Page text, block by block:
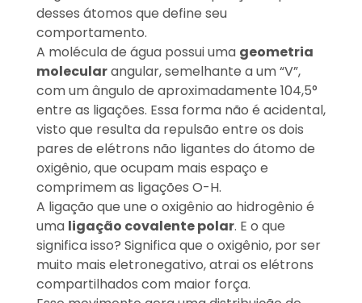
desses átomos que define seu
comportamento.
A molécula de água possui uma geometria
molecularangular, semelhante a um “V”,
com um ângulo de aproximadamente 104,5°
entre as ligações. Essa forma não é acidental,
visto que resulta da repulsão entre os dois
pares de elétrons não ligantes do átomo de
oxigênio, que ocupam mais espaço e
comprimem as ligações O-H.
A ligação que une o oxigênio ao hidrogênio é
uma ligação covalente polar. E o que
significa isso? Significa que o oxigênio, por ser
muito mais eletronegativo, atrai os elétrons
compartilhados com maior força.